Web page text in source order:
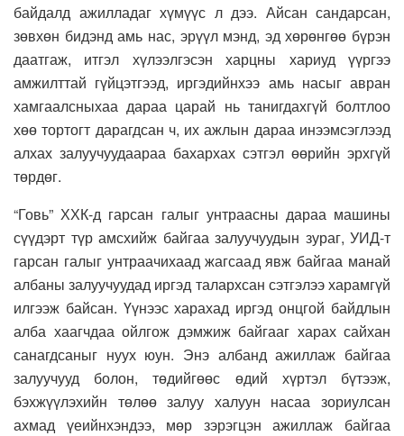
байдалд ажилладаг хүмүүс л дээ. Айсан сандарсан,
зөвхөн бидэнд амь нас, эрүүл мэнд, эд хөрөнгөө бүрэн
даатгаж, итгэл хүлээлгэсэн харцны хариуд үүргээ
амжилттай гүйцэтгээд, иргэдийнхээ амь насыг авран
хамгаалсныхаа дараа царай нь танигдахгүй болтлоо
хөө тортогт дарагдсан ч, их ажлын дараа инээмсэглээд
алхах залуучуудаараа бахархах сэтгэл өөрийн эрхгүй
төрдөг.
“Говь” ХХК-д гарсан галыг унтраасны дараа машины
сүүдэрт түр амсхийж байгаа залуучуудын зураг, УИД-т
гарсан галыг унтраачихаад жагсаад явж байгаа манай
албаны залуучуудад иргэд талархсан сэтгэлээ харамгүй
илгээж байсан. Үүнээс харахад иргэд онцгой байдлын
алба хаагчдаа ойлгож дэмжиж байгааг харах сайхан
санагдсаныг нуух юун. Энэ албанд ажиллаж байгаа
залуучууд болон, төдийгөөс өдий хүртэл бүтээж,
бэхжүүлэхийн төлөө залуу халуун насаа зориулсан
ахмад үеийнхэндээ, мөр зэрэгцэн ажиллаж байгаа